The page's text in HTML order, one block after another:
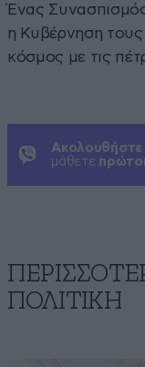
Ένας
η Κυβέρνηση τους
κόσμος με τις
Ακολουθήστε
μάθετε πρώτοι
ΠΟΛΙΤΙΚΗ